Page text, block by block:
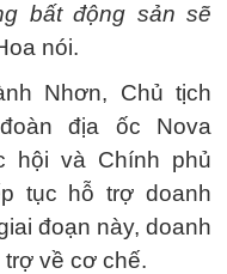
bất động sản sẽ
nói.
Nhơn, Chủ tịch
địa ốc Nova
hội và Chính phủ
tục hỗ trợ doanh
đoạn này, doanh
về cơ chế.